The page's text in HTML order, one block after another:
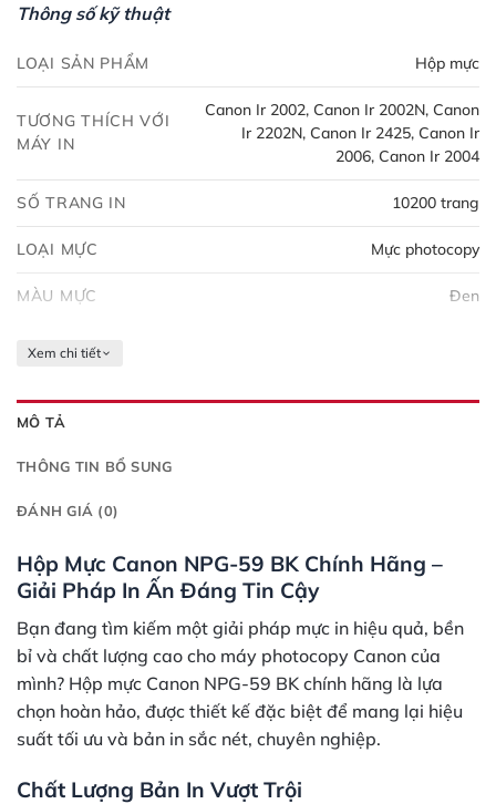
Thông số kỹ thuật
LOẠI SẢN PHẨM Hộp mực
TƯƠNG THÍCH VỚI
MÁY IN
Canon Ir 2002, Canon Ir 2002N, Canon
Ir 2202N, Canon Ir 2425, Canon Ir
2006, Canon Ir 2004
SỐ TRANG IN 10200 trang
LOẠI MỰC Mực photocopy
MÀU MỰC Đen
Xem chi tiết
MÔ TẢ
THÔNG TIN BỔ SUNG
ĐÁNH GIÁ (0)
Hộp Mực Canon NPG-59 BK Chính Hãng –
Giải Pháp In Ấn Đáng Tin Cậy
Bạn đang tìm kiếm một giải pháp mực in hiệu quả, bền
bỉ và chất lượng cao cho máy photocopy Canon của
mình? Hộp mực Canon NPG-59 BK chính hãng là lựa
chọn hoàn hảo, được thiết kế đặc biệt để mang lại hiệu
suất tối ưu và bản in sắc nét, chuyên nghiệp.
Chất Lượng Bản In Vượt Trội